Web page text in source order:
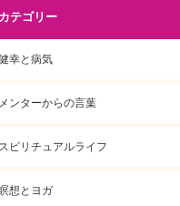
カテゴリー
幸と病気
メンターからの言葉
スピリチュアルライフ
想とヨガ